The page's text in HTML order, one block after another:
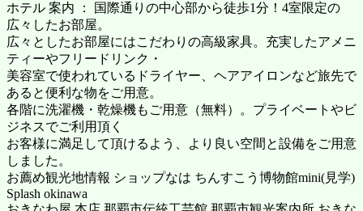
ホテル 案内 ： 国際通りの中心部から徒歩1分！4室限定の
広々したお部屋。
広々としたお部屋にはこだわりの高級家具。充実したアメニ
ティーやフリードリンク・
美容室で使われているドライヤー、ヘアアイロンなど旅先で
あると便利な物をご用意。
各階に洗濯機・乾燥機もご用意（無料）。プライベートやビ
ジネスでご利用頂く
お客様に満足して頂けるよう、より良い空間と設備をご用意
しました。
お薦め観光地情報 ショップなは ちんすこう博物館mini(見学)
Splash okinawa